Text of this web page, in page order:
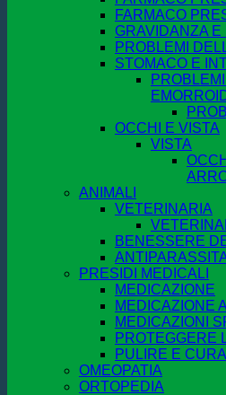
FARMACO
GRAVIDANZA E
PROBLEMI
STOMACO E
OCCHI E VISTA
VISTA
ANIMALI
VETERINARIA
BENESSERE
PRESIDI MEDICALI
MEDICAZIONE
MEDICAZIONE
MEDICAZIONI
PROTEGGERE
PULIRE E
OMEOPATIA
ORTOPEDIA